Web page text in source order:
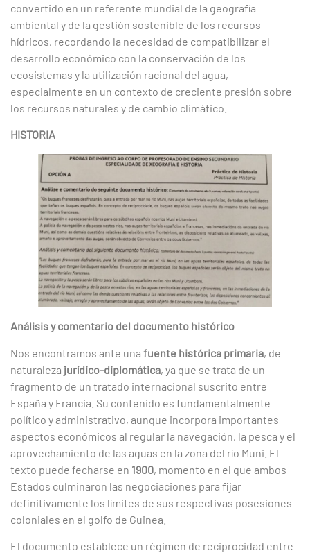
convertido en un referente mundial de la geografía
ambiental y de la gestión sostenible de los recursos
hídricos, recordando la necesidad de compatibilizar el
desarrollo económico con la conservación de los
ecosistemas y la utilización racional del agua,
especialmente en un contexto de creciente presión sobre
los recursos naturales y de cambio climático.
HISTORIA
Análisis y comentario del documento histórico
Nos encontramos ante una fuente histórica primaria, de
naturaleza jurídico-diplomática, ya que se trata de un
fragmento de un tratado internacional suscrito entre
España y Francia. Su contenido es fundamentalmente
político y administrativo, aunque incorpora importantes
aspectos económicos al regular la navegación, la pesca y el
aprovechamiento de las aguas en la zona del río Muni. El
texto puede fecharse en 1900, momento en el que ambos
Estados culminaron las negociaciones para fijar
definitivamente los límites de sus respectivas posesiones
coloniales en el golfo de Guinea.
El documento establece un régimen de reciprocidad entre